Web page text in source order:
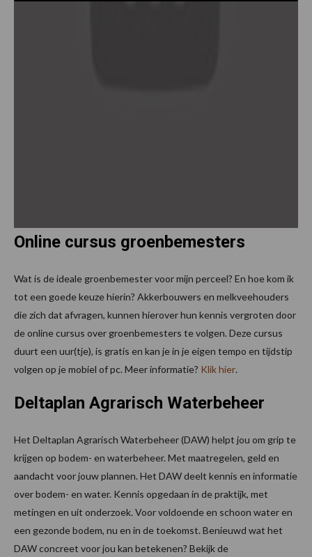
Online cursus groenbemesters
Wat is de ideale groenbemester voor mijn perceel? En hoe kom ik
tot een goede keuze hierin? Akkerbouwers en melkveehouders
die zich dat afvragen, kunnen hierover hun kennis vergroten door
de online cursus over groenbemesters te volgen. Deze cursus
duurt een uur(tje), is gratis en kan je in je eigen tempo en tijdstip
volgen op je mobiel of pc. Meer informatie? Klik hier.
Deltaplan Agrarisch Waterbeheer
Het Deltaplan Agrarisch Waterbeheer (DAW) helpt jou om grip te
krijgen op bodem- en waterbeheer. Met maatregelen, geld en
aandacht voor jouw plannen. Het DAW deelt kennis en informatie
over bodem- en water. Kennis opgedaan in de praktijk, met
metingen en uit onderzoek. Voor voldoende en schoon water en
een gezonde bodem, nu en in de toekomst. Benieuwd wat het
DAW concreet voor jou kan betekenen? Bekijk de